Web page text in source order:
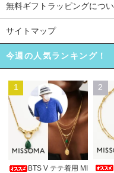
無料ギフトラッピングにつ
サイトマップ
今週の人気ランキング！
1
BTS V テテ着用 MI
2